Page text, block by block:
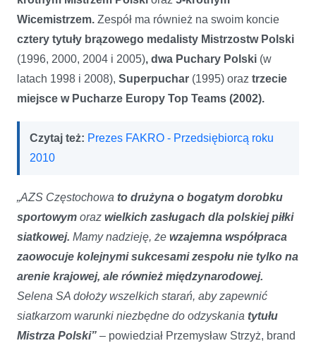
Wicemistrzem. Zespół ma również na swoim koncie
cztery tytuły brązowego medalisty Mistrzostw Polski
(1996, 2000, 2004 i 2005), dwa Puchary Polski (w
latach 1998 i 2008), Superpuchar (1995) oraz trzecie
miejsce w Pucharze Europy Top Teams (2002).
Czytaj też: Prezes FAKRO - Przedsiębiorcą roku
2010
„AZS Częstochowa to drużyna o bogatym dorobku
sportowym oraz wielkich zasługach dla polskiej piłki
siatkowej. Mamy nadzieję, że wzajemna współpraca
zaowocuje kolejnymi sukcesami zespołu nie tylko na
arenie krajowej, ale również międzynarodowej.
Selena SA dołoży wszelkich starań, aby zapewnić
siatkarzom warunki niezbędne do odzyskania tytułu
Mistrza Polski” – powiedział Przemysław Strzyż, brand